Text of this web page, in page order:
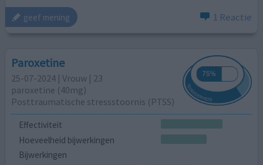
geef mening 1 Reactie
Paroxetine
25-07-2024 | Vrouw | 23
paroxetine (40mg)
Posttraumatische stressstoornis (PTSS)
Effectiviteit
Hoeveelheid bijwerkingen
Bijwerkingen